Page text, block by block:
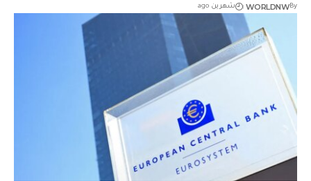
By
WORLDNW شهرين ago